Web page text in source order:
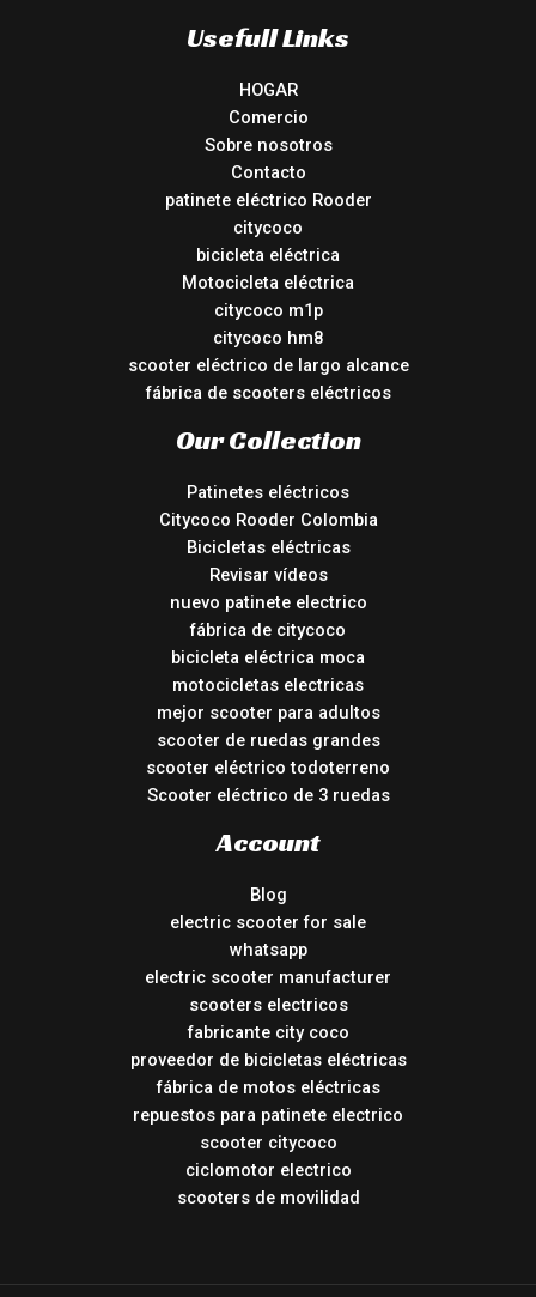
Usefull Links
HOGAR
Comercio
Sobre nosotros
Contacto
patinete eléctrico Rooder
citycoco
bicicleta eléctrica
Motocicleta eléctrica
citycoco m1p
citycoco hm8
scooter eléctrico de largo alcance
fábrica de scooters eléctricos
Our Collection
Patinetes eléctricos
Citycoco Rooder Colombia
Bicicletas eléctricas
Revisar vídeos
nuevo patinete electrico
fábrica de citycoco
bicicleta eléctrica moca
motocicletas electricas
mejor scooter para adultos
scooter de ruedas grandes
scooter eléctrico todoterreno
Scooter eléctrico de 3 ruedas
Account
Blog
electric scooter for sale
whatsapp
electric scooter manufacturer
scooters electricos
fabricante city coco
proveedor de bicicletas eléctricas
fábrica de motos eléctricas
repuestos para patinete electrico
scooter citycoco
ciclomotor electrico
scooters de movilidad